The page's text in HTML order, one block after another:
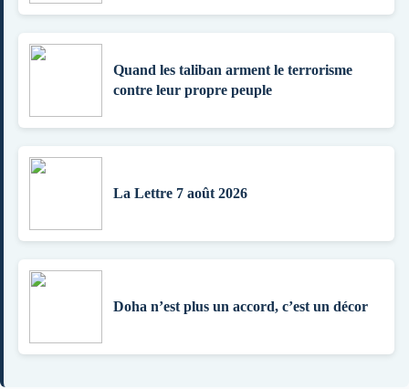
Quand les taliban arment le terrorisme
contre leur propre peuple
La Lettre 7 août 2026
Doha n’est plus un accord, c’est un décor